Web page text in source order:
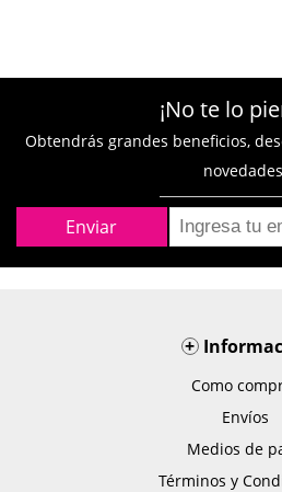
¡No te lo
Obtendrás grandes beneficios,
+
Como
Envíos
Medios de
Términos y